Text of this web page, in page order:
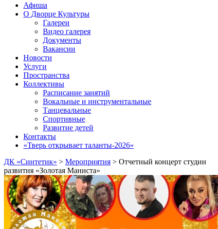
Афиша
О Дворце Культуры
Галереи
Видео галерея
Документы
Вакансии
Новости
Услуги
Пространства
Коллективы
Расписание занятий
Вокальные и инструментальные
Танцевальные
Спортивные
Развитие детей
Контакты
«Тверь открывает таланты-2026»
ДК «Синтетик» > Мероприятия > Отчетный концерт студии
развития «Золотая Маниста»